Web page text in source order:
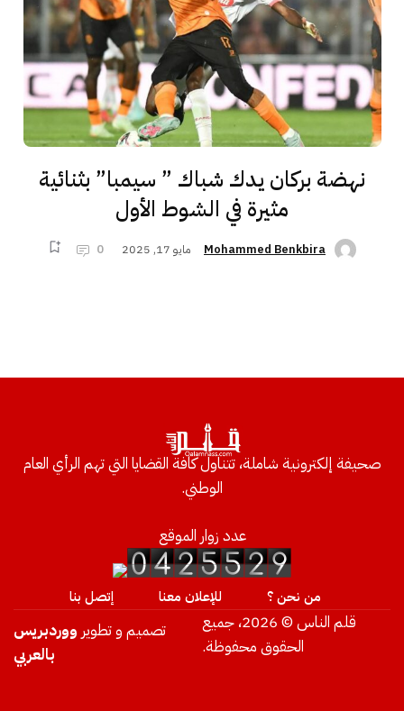
نهضة بركان يدك شباك ” سيمبا” بثنائية
مثيرة في الشوط الأول
Mohammed Benkbira مايو 17, 2025 0
صحيفة إلكترونية شاملة، تتناول كافة القضايا التي تهم الرأي العام
الوطني.
عدد زوار الموقع
من نحن ؟ للإعلان معنا إتصل بنا
قلم الناس © 2026، جميع
الحقوق محفوظة.
تصميم و تطوير ووردبريس
بالعربي